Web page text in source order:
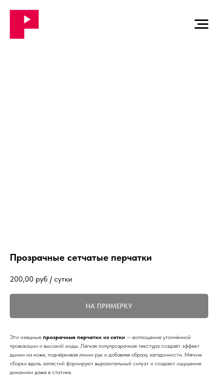
Прозрачные сетчатые перчатки
200,00 руб / сутки
НА ПРИМЕРКУ
Эти изящные прозрачные перчатки из сетки — воплощение утончённой
провокации и высокой моды. Лёгкая полупрозрачная текстура создаёт эффект
дымки на коже, подчёркивая линии рук и добавляя образу загадочности. Мягкие
сборки вдоль запястий формируют выразительный силуэт и создают ощущение
динамики даже в статике.